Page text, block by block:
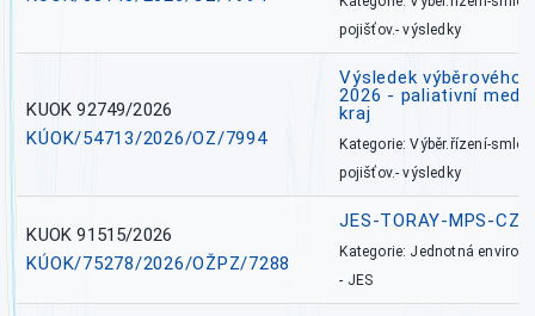
pojišťov.- výsledky
KUOK 92749/2026
KÚOK/54713/2026/OZ/7994
Výsledek výběrového
2026 - paliativní
kraj
Kategorie: Výběr.řízení-
pojišťov.- výsledky
KUOK 91515/2026
KÚOK/75278/2026/OŽPZ/7288
JES-TORAY-MPS-CZ
Kategorie: Jednotná
- JES